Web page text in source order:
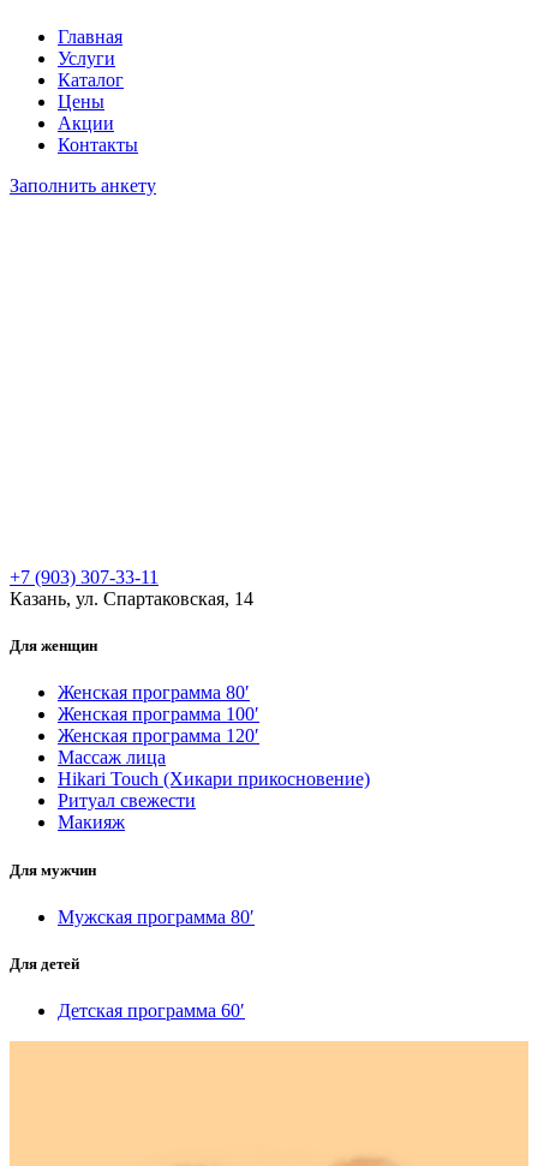
Главная
Услуги
Каталог
Цены
Акции
Контакты
Заполнить анкету
+7 (903) 307-33-11
Казань, ул. Спартаковская, 14
Для женщин
Женская программа 80′
Женская программа 100′
Женская программа 120′
Массаж лица
Hikari Touch (Хикари прикосновение)
Ритуал свежести
Макияж
Для мужчин
Мужская программа 80′
Для детей
Детская программа 60′